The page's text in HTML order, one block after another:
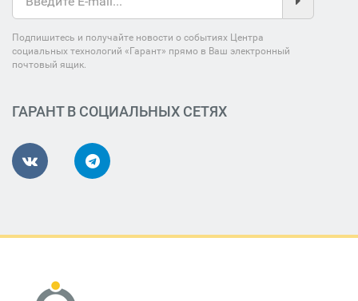
Подпишитесь и получайте новости о событиях Центра
социальных технологий «Гарант» прямо в Ваш электронный
почтовый ящик.
ГАРАНТ В СОЦИАЛЬНЫХ СЕТЯХ